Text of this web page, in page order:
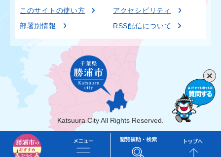
このサイトの使い方
アクセシビリティ
部署別情報
RSS配信について
Katsuura City All Rights Reserved.